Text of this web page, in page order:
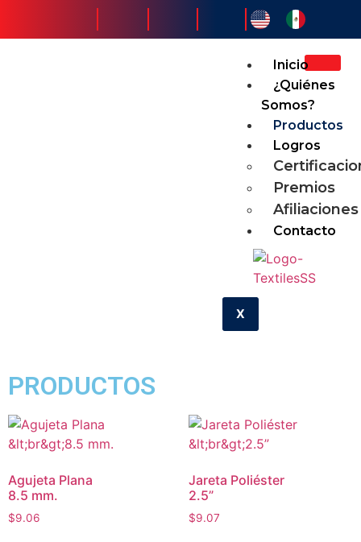
Inicio
¿Quiénes
Somos?
Productos
Logros
Premios
Afiliaciones
Contacto
X
PRODUCTOS
Agujeta Plana
8.5 mm.
$9.06
Jareta Poliéster
2.5”
$9.07